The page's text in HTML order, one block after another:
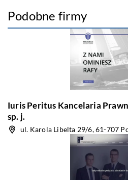
Podobne firmy
Iuris Peritus Kancelaria
sp. j.
ul. Karola Libelta 29/6, 61-707